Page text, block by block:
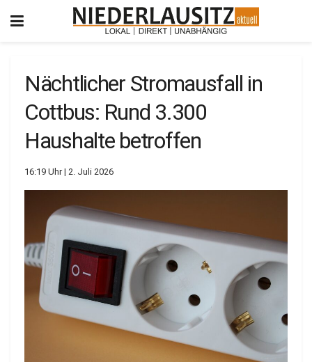
Nächtlicher Stromausfall in
Cottbus: Rund 3.300
Haushalte betroffen
16:19 Uhr | 2. Juli 2026